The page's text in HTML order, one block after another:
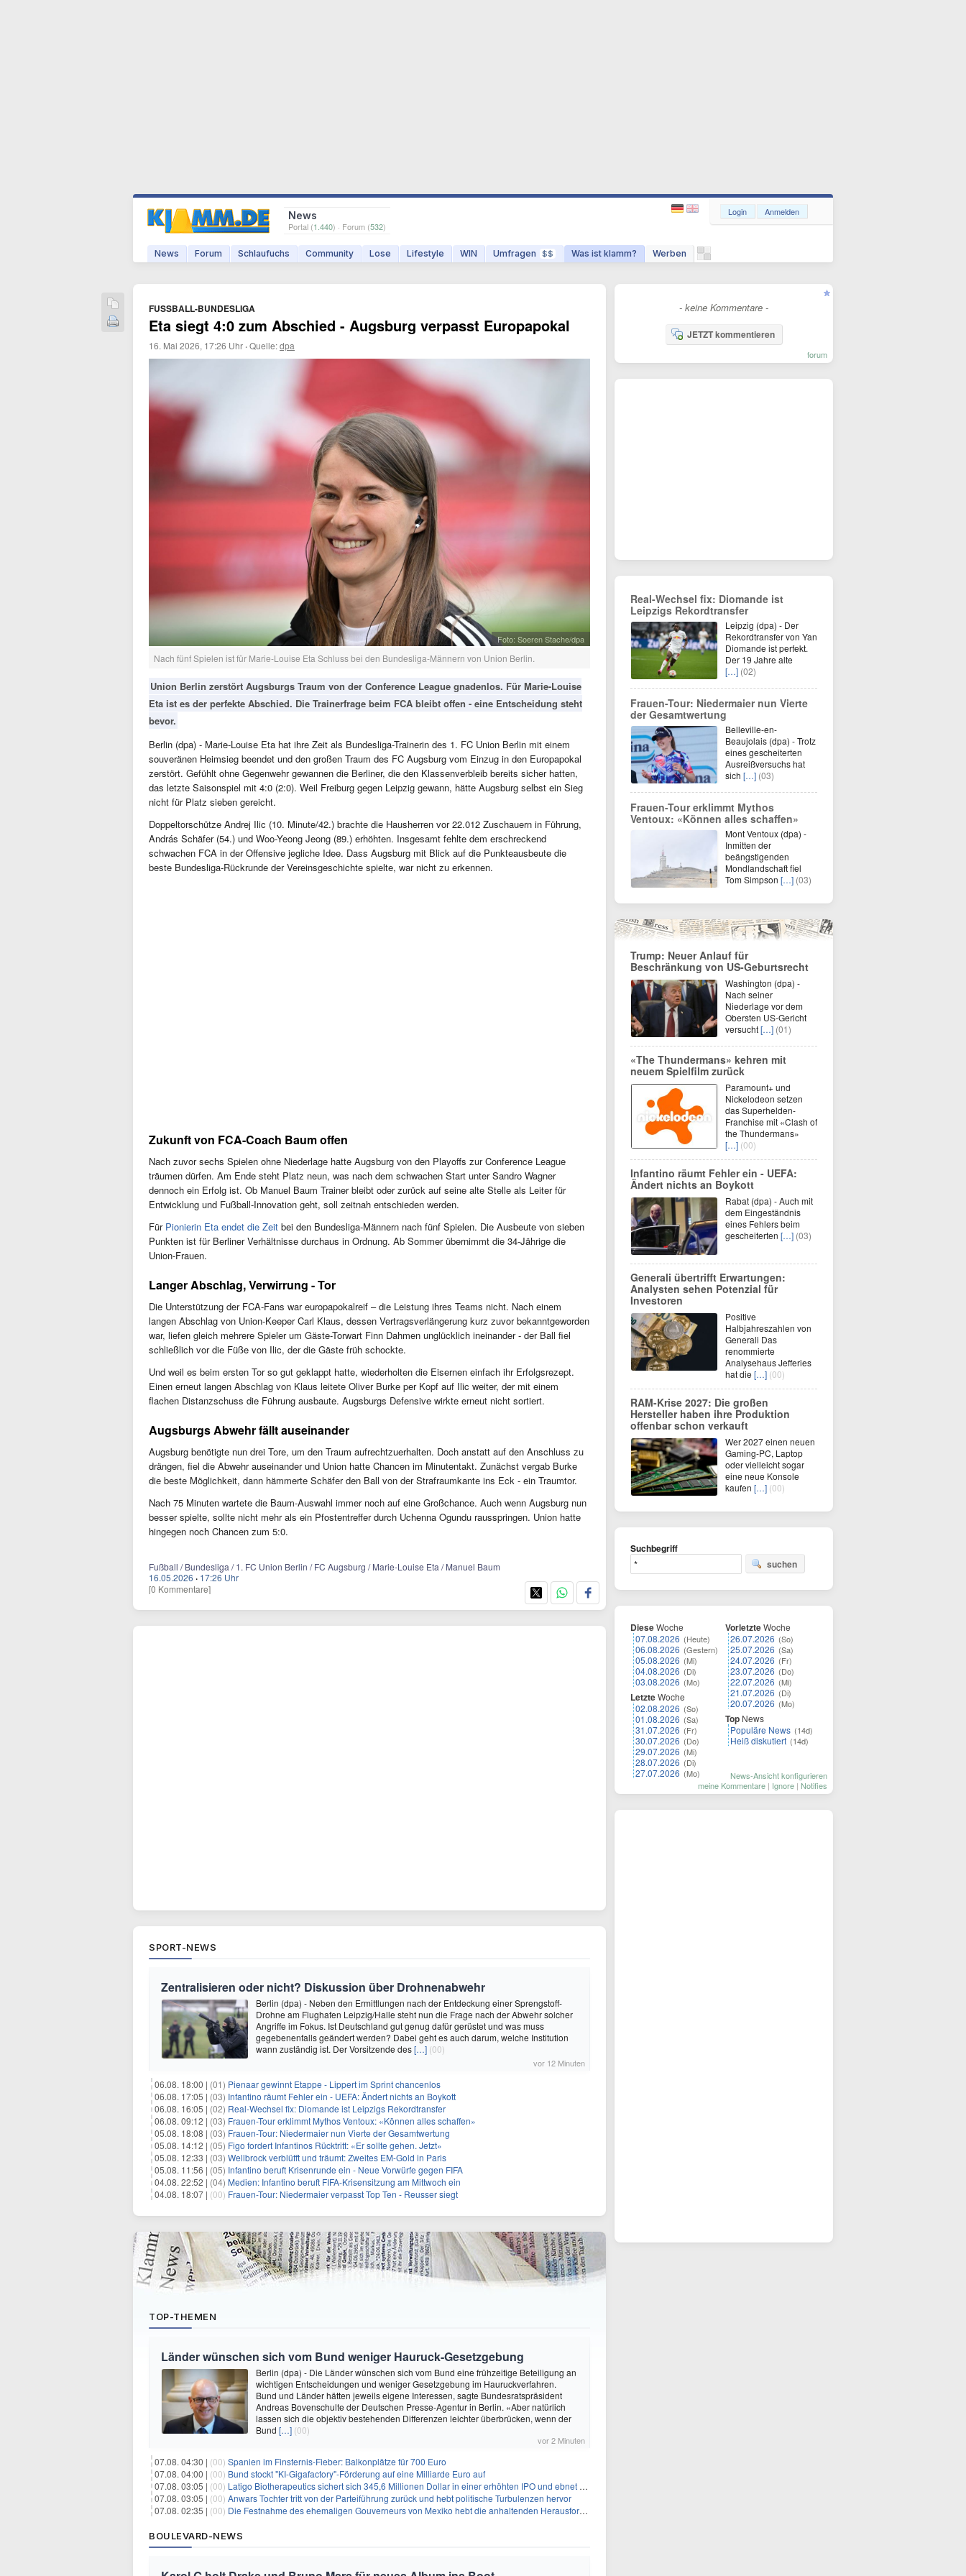
News
Portal (1.440) · Forum (532)
News Forum Schlaufuchs Community Lose Lifestyle WIN Umfragen $$ Was ist klamm? Werben
Login Anmelden
FUSSBALL-BUNDESLIGA
Eta siegt 4:0 zum Abschied - Augsburg verpasst Europapokal
16. Mai 2026, 17:26 Uhr ·Quelle:dpa
Foto: Soeren Stache/dpa
Nach fünf Spielen ist für Marie-Louise Eta Schluss bei den Bundesliga-Männern von Union Berlin.
Union Berlin zerstört Augsburgs Traum von der Conference League gnadenlos. Für Marie-Louise
Eta ist es der perfekte Abschied. Die Trainerfrage beim FCA bleibt offen - eine Entscheidung steht
bevor.
Berlin (dpa) - Marie-Louise Eta hat ihre Zeit als Bundesliga-Trainerin des 1. FC Union Berlin mit einem
souveränen Heimsieg beendet und den großen Traum des FC Augsburg vom Einzug in den Europapokal
zerstört. Gefühlt ohne Gegenwehr gewannen die Berliner, die den Klassenverbleib bereits sicher hatten,
das letzte Saisonspiel mit 4:0 (2:0). Weil Freiburg gegen Leipzig gewann, hätte Augsburg selbst ein Sieg
nicht für Platz sieben gereicht.
Doppeltorschütze Andrej Ilic (10. Minute/42.) brachte die Hausherren vor 22.012 Zuschauern in Führung,
András Schäfer (54.) und Woo-Yeong Jeong (89.) erhöhten. Insgesamt fehlte dem erschreckend
schwachen FCA in der Offensive jegliche Idee. Dass Augsburg mit Blick auf die Punkteausbeute die
beste Bundesliga-Rückrunde der Vereinsgeschichte spielte, war nicht zu erkennen.
Zukunft von FCA-Coach Baum offen
Nach zuvor sechs Spielen ohne Niederlage hatte Augsburg von den Playoffs zur Conference League
träumen dürfen. Am Ende steht Platz neun, was nach dem schwachen Start unter Sandro Wagner
dennoch ein Erfolg ist. Ob Manuel Baum Trainer bleibt oder zurück auf seine alte Stelle als Leiter für
Entwicklung und Fußball-Innovation geht, soll zeitnah entschieden werden.
Für Pionierin Eta endet die Zeit bei den Bundesliga-Männern nach fünf Spielen. Die Ausbeute von sieben
Punkten ist für Berliner Verhältnisse durchaus in Ordnung. Ab Sommer übernimmt die 34-Jährige die
Union-Frauen.
Langer Abschlag, Verwirrung - Tor
Die Unterstützung der FCA-Fans war europapokalreif – die Leistung ihres Teams nicht. Nach einem
langen Abschlag von Union-Keeper Carl Klaus, dessen Vertragsverlängerung kurz zuvor bekanntgeworden
war, liefen gleich mehrere Spieler um Gäste-Torwart Finn Dahmen unglücklich ineinander - der Ball fiel
schließlich vor die Füße von Ilic, der die Gäste früh schockte.
Und weil es beim ersten Tor so gut geklappt hatte, wiederholten die Eisernen einfach ihr Erfolgsrezept.
Einen erneut langen Abschlag von Klaus leitete Oliver Burke per Kopf auf Ilic weiter, der mit einem
flachen Distanzschuss die Führung ausbaute. Augsburgs Defensive wirkte erneut nicht sortiert.
Augsburgs Abwehr fällt auseinander
Augsburg benötigte nun drei Tore, um den Traum aufrechtzuerhalten. Doch anstatt auf den Anschluss zu
drängen, fiel die Abwehr auseinander und Union hatte Chancen im Minutentakt. Zunächst vergab Burke
die beste Möglichkeit, dann hämmerte Schäfer den Ball von der Strafraumkante ins Eck - ein Traumtor.
Nach 75 Minuten wartete die Baum-Auswahl immer noch auf eine Großchance. Auch wenn Augsburg nun
besser spielte, sollte nicht mehr als ein Pfostentreffer durch Uchenna Ogundu rausspringen. Union hatte
hingegen noch Chancen zum 5:0.
Fußball / Bundesliga / 1. FC Union Berlin / FC Augsburg / Marie-Louise Eta / Manuel Baum
16.05.2026 · 17:26 Uhr
[0 Kommentare]
SPORT-NEWS
Zentralisieren oder nicht? Diskussion über Drohnenabwehr
Berlin (dpa) - Neben den Ermittlungen nach der Entdeckung einer Sprengstoff-
Drohne am Flughafen Leipzig/Halle steht nun die Frage nach der Abwehr solcher
Angriffe im Fokus. Ist Deutschland gut genug dafür gerüstet und was muss
gegebenenfalls geändert werden? Dabei geht es auch darum, welche Institution
wann zuständig ist. Der Vorsitzende des[…] (00)
vor 12 Minuten
06.08. 18:00 | (01) Pienaar gewinnt Etappe - Lippert im Sprint chancenlos
06.08. 17:05 | (03) Infantino räumt Fehler ein - UEFA: Ändert nichts an Boykott
06.08. 16:05 | (02) Real-Wechsel fix: Diomande ist Leipzigs Rekordtransfer
06.08. 09:12 | (03) Frauen-Tour erklimmt Mythos Ventoux: «Können alles schaffen»
05.08. 18:08 | (03) Frauen-Tour: Niedermaier nun Vierte der Gesamtwertung
05.08. 14:12 | (05) Figo fordert Infantinos Rücktritt: «Er sollte gehen. Jetzt»
05.08. 12:33 | (03) Wellbrock verblüfft und träumt: Zweites EM-Gold in Paris
05.08. 11:56 | (05) Infantino beruft Krisenrunde ein - Neue Vorwürfe gegen FIFA
04.08. 22:52 | (04) Medien: Infantino beruft FIFA-Krisensitzung am Mittwoch ein
04.08. 18:07 | (00) Frauen-Tour: Niedermaier verpasst Top Ten - Reusser siegt
TOP-THEMEN
Länder wünschen sich vom Bund weniger Hauruck-Gesetzgebung
Berlin (dpa) - Die Länder wünschen sich vom Bund eine frühzeitige Beteiligung an
wichtigen Entscheidungen und weniger Gesetzgebung im Hauruckverfahren.
Bund und Länder hätten jeweils eigene Interessen, sagte Bundesratspräsident
Andreas Bovenschulte der Deutschen Presse-Agentur in Berlin. «Aber natürlich
lassen sich die objektiv bestehenden Differenzen leichter überbrücken, wenn der
Bund […] (00)
vor 2 Minuten
07.08. 04:30 | (00) Spanien im Finsternis-Fieber: Balkonplätze für 700 Euro
07.08. 04:00 | (00) Bund stockt "KI-Gigafactory"-Förderung auf eine Milliarde Euro auf
07.08. 03:05 | (00) Latigo Biotherapeutics sichert sich 345,6 Millionen Dollar in einer erhöhten IPO und ebnet den Weg für nicht-opioide Schmerztherapie
07.08. 03:05 | (00) Anwars Tochter tritt von der Parteiführung zurück und hebt politische Turbulenzen hervor
07.08. 02:35 | (00) Die Festnahme des ehemaligen Gouverneurs von Mexiko hebt die anhaltenden Herausforderungen in der Governance und im Geschäftsumfeld hervor
BOULEVARD-NEWS
- keine Kommentare -
JETZT kommentieren
forum
Real-Wechsel fix: Diomande ist
Leipzigs Rekordtransfer
Leipzig (dpa) - Der
Rekordtransfer von Yan
Diomande ist perfekt.
Der 19 Jahre alte
[…] (02)
Frauen-Tour: Niedermaier nun Vierte
der Gesamtwertung
Belleville-en-
Beaujolais (dpa) - Trotz
eines gescheiterten
Ausreißversuchs hat
sich […] (03)
Frauen-Tour erklimmt Mythos
Ventoux: «Können alles schaffen»
Mont Ventoux (dpa) -
Inmitten der
beängstigenden
Mondlandschaft fiel
Tom Simpson […] (03)
Trump: Neuer Anlauf für
Beschränkung von US-Geburtsrecht
Washington (dpa) -
Nach seiner
Niederlage vor dem
Obersten US-Gericht
versucht[…] (01)
«The Thundermans» kehren mit
neuem Spielfilm zurück
Paramount+ und
Nickelodeon setzen
das Superhelden-
Franchise mit «Clash of
the Thundermans»
[…] (00)
Infantino räumt Fehler ein - UEFA:
Ändert nichts an Boykott
Rabat (dpa) - Auch mit
dem Eingeständnis
eines Fehlers beim
gescheiterten […] (03)
Generali übertrifft Erwartungen:
Analysten sehen Potenzial für
Investoren
Positive
Halbjahreszahlen von
Generali Das
renommierte
Analysehaus Jefferies
hat die […] (00)
RAM-Krise 2027: Die großen
Hersteller haben ihre Produktion
offenbar schon verkauft
Wer 2027 einen neuen
Gaming-PC, Laptop
oder vielleicht sogar
eine neue Konsole
kaufen […] (00)
Suchbegriff
suchen
DieseWoche
07.08.2026 (Heute)
06.08.2026 (Gestern)
05.08.2026 (Mi)
04.08.2026 (Di)
03.08.2026 (Mo)
LetzteWoche
02.08.2026 (So)
01.08.2026 (Sa)
31.07.2026 (Fr)
30.07.2026 (Do)
29.07.2026 (Mi)
28.07.2026 (Di)
27.07.2026 (Mo)
VorletzteWoche
26.07.2026 (So)
25.07.2026 (Sa)
24.07.2026 (Fr)
23.07.2026 (Do)
22.07.2026 (Mi)
21.07.2026 (Di)
20.07.2026 (Mo)
Top News
Populäre News (14d)
Heiß diskutiert (14d)
News-Ansicht konfigurieren
meine Kommentare | Ignore | Notifies